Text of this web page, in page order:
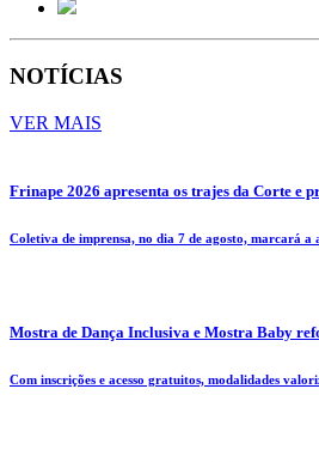
NOTÍCIAS
VER MAIS
Frinape 2026 apresenta os trajes da Corte e
Coletiva de imprensa, no dia 7 de agosto, marcará a
Mostra de Dança Inclusiva e Mostra Baby
Com inscrições e acesso gratuitos, modalidades